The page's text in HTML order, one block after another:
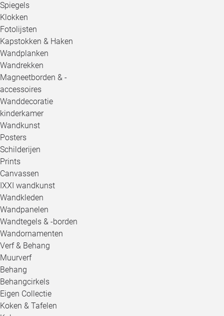
Spiegels
Klokken
Fotolijsten
Kapstokken & Haken
Wandplanken
Wandrekken
Magneetborden & -
accessoires
Wanddecoratie
kinderkamer
Wandkunst
Posters
Schilderijen
Prints
Canvassen
IXXI wandkunst
Wandkleden
Wandpanelen
Wandtegels & -borden
Wandornamenten
Verf & Behang
Muurverf
Behang
Behangcirkels
Eigen Collectie
Koken & Tafelen